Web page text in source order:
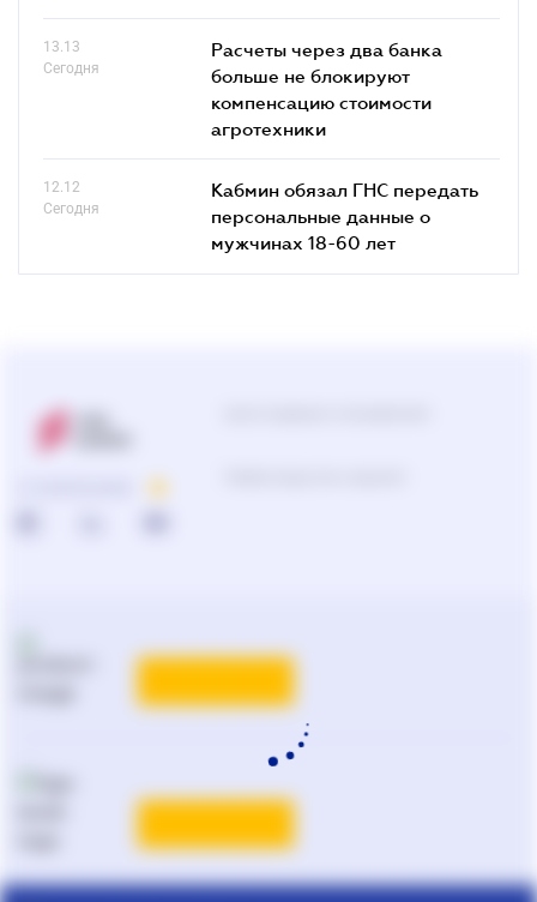
13.13
Сегодня
Расчеты через два банка
больше не блокируют
компенсацию стоимости
агротехники
12.12
Сегодня
Кабмин обязал ГНС передать
персональные данные о
мужчинах 18-60 лет
Реклама и PR
наligazakon.net
каталог УкраиныLiga:BOOK